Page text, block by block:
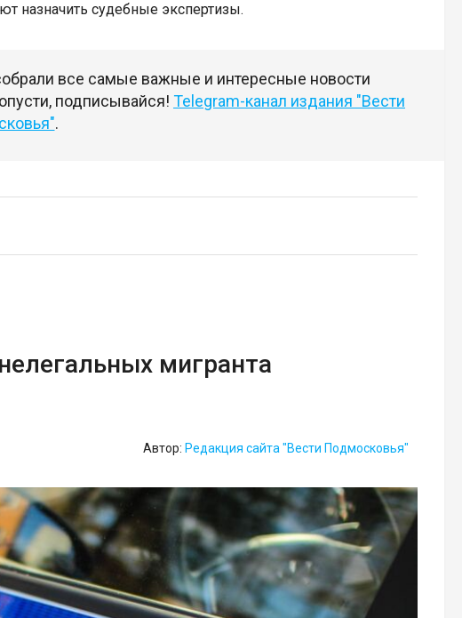
назначить судебные экспертизы.
все самые важные и интересные новости
подписывайся! Telegram-канал издания "Вести
.
мигранта
Автор: Редакция сайта "Вести Подмосковья"